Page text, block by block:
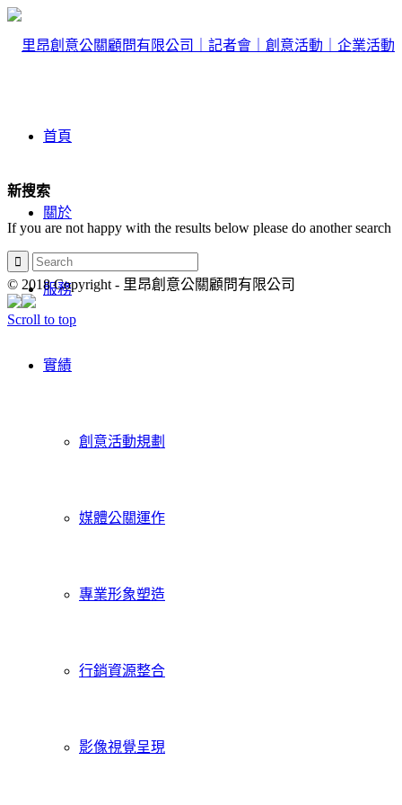
首頁
關於
服務
實績
創意活動規劃
媒體公關運作
專業形象塑造
行銷資源整合
影像視覺呈現
新搜索
If you are not happy with the results below please do another search
© 2018 Copyright - 里昂創意公關顧問有限公司
Scroll to top